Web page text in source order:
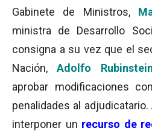
Gabinete de Ministros,
ministra de Desarrollo
consigna a su vez que el
Nación,Adolfo Rubinstein
aprobar modificaciones
penalidades al
interponer un recurso de